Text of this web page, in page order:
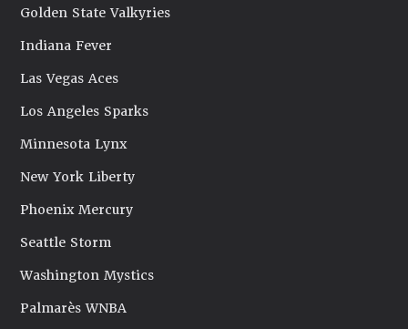
Golden State Valkyries
Indiana Fever
Las Vegas Aces
Los Angeles Sparks
Minnesota Lynx
New York Liberty
Phoenix Mercury
Seattle Storm
Washington Mystics
Palmarès WNBA